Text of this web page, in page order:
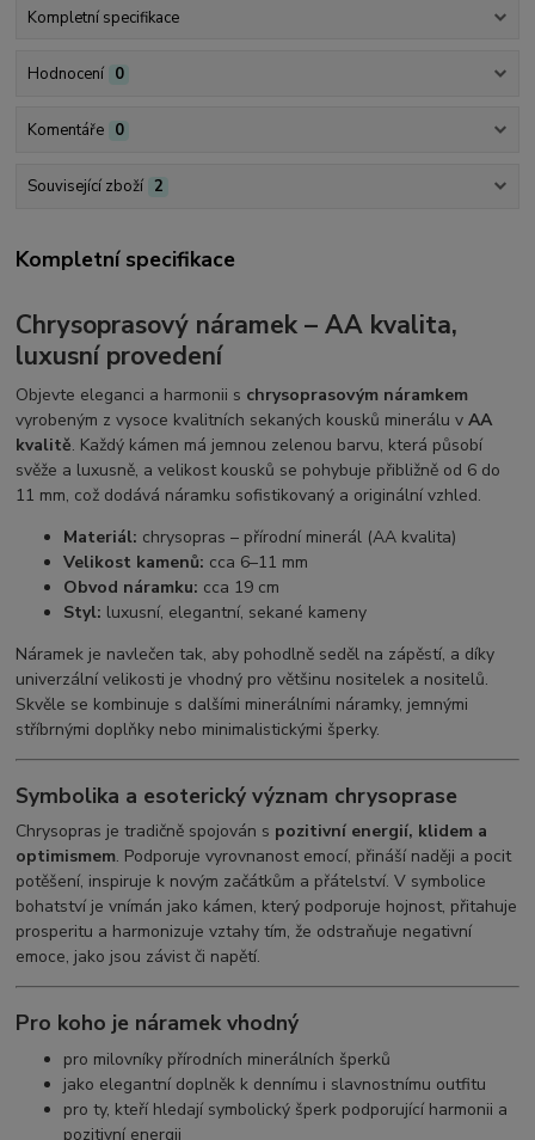
Kompletní specifikace
Hodnocení 0
Komentáře 0
Související zboží 2
Kompletní specifikace
Chrysoprasový náramek – AA kvalita,
luxusní provedení
Objevte eleganci a harmonii s chrysoprasovým náramkem
vyrobeným z vysoce kvalitních sekaných kousků minerálu vAA
kvalitě. Každý kámen má jemnou zelenou barvu, která působí
svěže a luxusně, a velikost kousků se pohybuje přibližně od 6 do
11 mm, což dodává náramku sofistikovaný a originální vzhled.
Materiál: chrysopras – přírodní minerál (AA kvalita)
Velikost kamenů: cca 6–11 mm
Obvod náramku: cca 19 cm
Styl: luxusní, elegantní, sekané kameny
Náramek je navlečen tak, aby pohodlně seděl na zápěstí, a díky
univerzální velikosti je vhodný pro většinu nositelek a nositelů.
Skvěle se kombinuje s dalšími minerálními náramky, jemnými
stříbrnými doplňky nebo minimalistickými šperky.
Symbolika a esoterický význam chrysoprase
Chrysopras je tradičně spojován s pozitivní energií, klidem a
optimismem. Podporuje vyrovnanost emocí, přináší naději a pocit
potěšení, inspiruje k novým začátkům a přátelství. V symbolice
bohatství je vnímán jako kámen, který podporuje hojnost, přitahuje
prosperitu a harmonizuje vztahy tím, že odstraňuje negativní
emoce, jako jsou závist či napětí.
Pro koho je náramek vhodný
pro milovníky přírodních minerálních šperků
jako elegantní doplněk k dennímu i slavnostnímu outfitu
pro ty, kteří hledají symbolický šperk podporující harmonii a
pozitivní energii